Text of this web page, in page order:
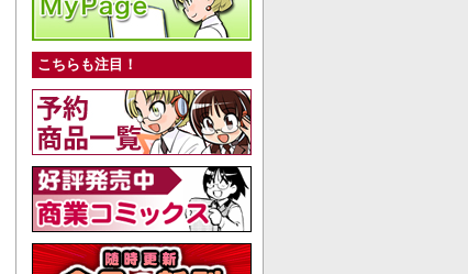
こちらも注目！